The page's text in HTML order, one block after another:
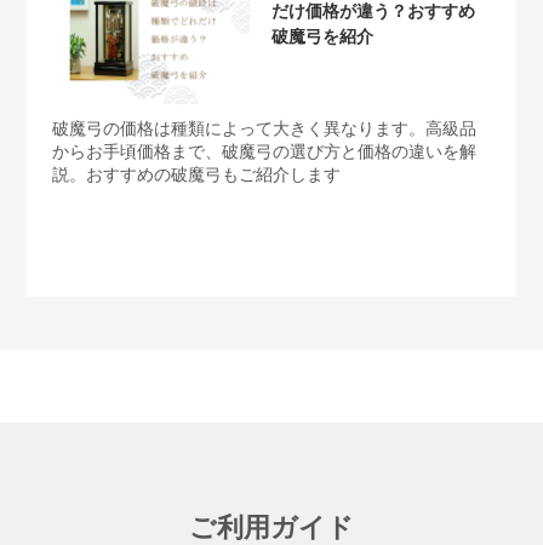
だけ価格が違う？おすすめ
破魔弓を紹介
破魔弓の価格は種類によって大きく異なります。高級品
からお手頃価格まで、破魔弓の選び方と価格の違いを解
説。おすすめの破魔弓もご紹介します
ご利用ガイド